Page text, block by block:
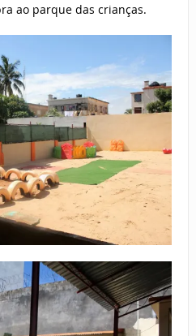
ao parque das crianças.